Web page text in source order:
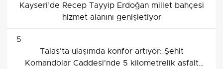
Kayseri’de Recep Tayyip Erdoğan millet bahçesi
hizmet alanını genişletiyor
5
Talas'ta ulaşımda konfor artıyor: Şehit
Komandolar Caddesi'nde 5 kilometrelik asfalt